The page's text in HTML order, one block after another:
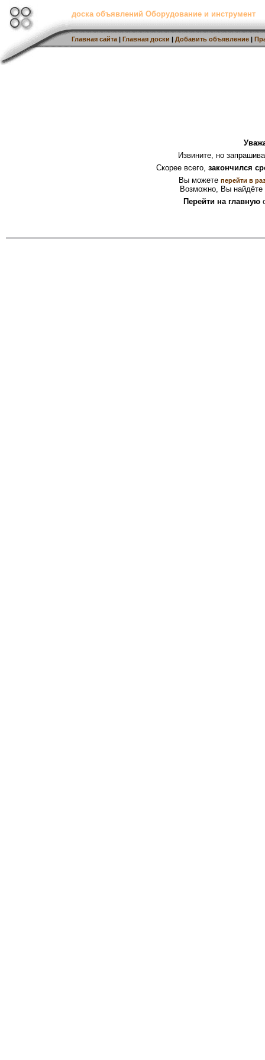
доска объявлений Оборудование и инструмент
Главная сайта | Главная доски | Добавить объявление |
Извините, но
Скорее всего, закончился
Вы можете перейти в
Возможно, Вы найдёте
Перейти на главную